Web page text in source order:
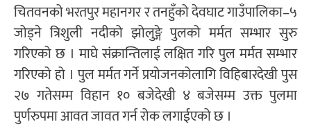
चितवनको भरतपुर महानगर र तनहुँको देवघाट गाउँपालिका–५
जोड्ने त्रिशुली नदीको झोलुङ्गे पुलको मर्मत सम्भार सुरु
गरिएको छ । माघे संक्रान्तिलाई लक्षित गरि पुल मर्मत सम्भार
गरिएको हो । पुल मर्मत गर्ने प्रयोजनकोलागि विहिबारदेखी पुस
२७ गतेसम्म विहान १० बजेदेखी ४ बजेसम्म उक्त पुलमा
पुर्णरुपमा आवत जावत गर्न रोक लगाईएको छ ।